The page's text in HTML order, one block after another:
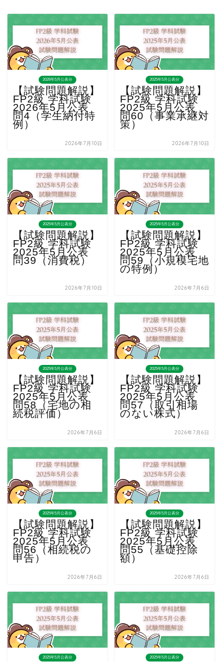
2026年5月公表分
【試験問題解説】
FP2級 学科試験
2026年5月公表
問4（学生納付特
例）
2026年7月10日
2025年5月公表分
【試験問題解説】
FP2級 学科試験
2025年5月公表
問60（事業承継対
策）
2026年7月10日
2025年5月公表分
【試験問題解説】
FP2級 学科試験
2025年5月公表
問39（消費税）
2026年7月10日
2025年5月公表分
【試験問題解説】
FP2級 学科試験
2025年5月公表
問59（小規模宅地
の特例）
2026年7月6日
2025年5月公表分
【試験問題解説】
FP2級 学科試験
2025年5月公表
問58（宅地の相
続税評価）
2026年7月6日
2025年5月公表分
【試験問題解説】
FP2級 学科試験
2025年5月公表
問57（取引相場
のない株式）
2026年7月6日
2025年5月公表分
【試験問題解説】
FP2級 学科試験
2025年5月公表
問56（相続税の
申告）
2026年7月6日
2025年5月公表分
【試験問題解説】
FP2級 学科試験
2025年5月公表
問55（基礎控除
額）
2026年7月6日
2025年5月公表分 2025年5月公表分